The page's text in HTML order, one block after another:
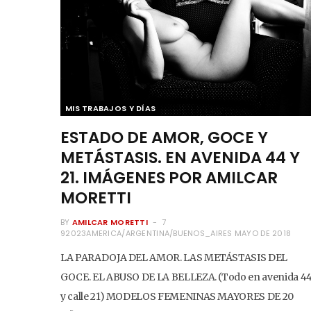
MIS TRABAJOS Y DÍAS
ESTADO DE AMOR, GOCE Y
METÁSTASIS. EN AVENIDA 44 Y
21. IMÁGENES POR AMILCAR
MORETTI
BY AMILCAR MORETTI
7
92023AMERICA/ARGENTINA/BUENOS_AIRES MAYO DE 2018
LA PARADOJA DEL AMOR. LAS METÁSTASIS DEL
GOCE. EL ABUSO DE LA BELLEZA. (Todo en avenida
y calle 21) MODELOS FEMENINAS MAYORES DE 20